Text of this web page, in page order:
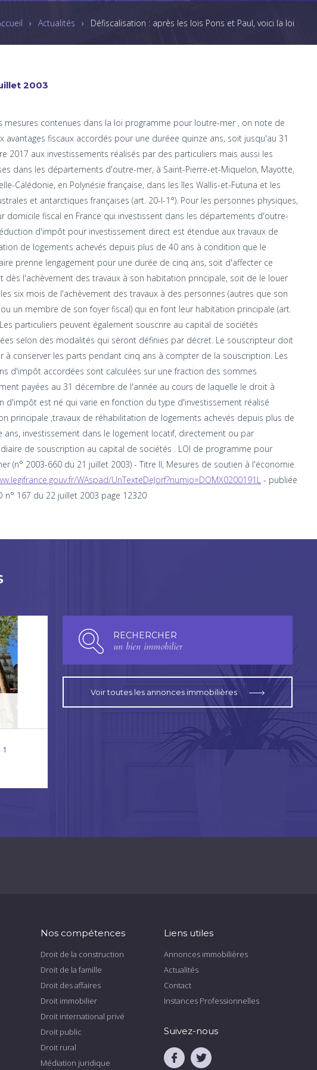
› Actualités › Défiscalisation : après les lois Pons et Paul, voici la loi
2003
mesures contenues dans la loi programme pour loutre-mer , on note de
avantages fiscaux accordés pour une duréee quinze ans, soit jusqu'au 31
2017 aux investissements réalisés par des particuliers mais aussi les
dans les départements d'outre-mer, à Saint-Pierre-et-Miquelon, Mayotte,
Calédonie, en Polynésie française, dans les îles Wallis-et-Futuna et les
et antarctiques françaises (art. 20-I-1°). Pour les personnes physiques,
domicile fiscal en France qui investissent dans les départements d'outre-
d'impôt pour investissement direct est étendue aux travaux de
de logements achevés depuis plus de 40 ans à condition que le
prenne lengagement pour une durée de cinq ans, soit d'affecter ce
dès l'achèvement des travaux à son habitation principale, soit de le louer
six mois de l'achèvement des travaux à des personnes (autres que son
un membre de son foyer fiscal) qui en font leur habitation principale (art.
Les particuliers peuvent également souscrire au capital de sociétés
selon des modalités qui seront définies par décret. Le souscripteur doit
à conserver les parts pendant cinq ans à compter de la souscription. Les
d'impôt accordées sont calculées sur une fraction des sommes
payées au 31 décembre de l'année au cours de laquelle le droit à
d'impôt est né qui varie en fonction du type d'investissement réalisé
principale ,travaux de réhabilitation de logements achevés depuis plus de
ans, investissement dans le logement locatif, directement ou par
de souscription au capital de sociétés . LOI de programme pour
(n° 2003-660 du 21 juillet 2003) - Titre II, Mesures de soutien à l'économie
WAspad/UnTexteDeJorf?numjo=DOMX0200191L - publiée
n° 167 du 22 juillet 2003 page 12320
1
RECHERCHER
un bien immobilier
Voir toutes les annonces immobilières
Nos compétences
Droit de la construction
Droit de la famille
Droit des affaires
Droit immobilier
Droit international privé
Droit public
Droit rural
Médiation juridique
Liens utiles
Annonces immobilières
Actualités
Contact
Instances Professionnelles
Suivez-nous
. .